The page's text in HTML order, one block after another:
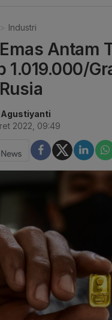
Industri
Antam
1.019.000/
Agustiyanti
2022, 09:49